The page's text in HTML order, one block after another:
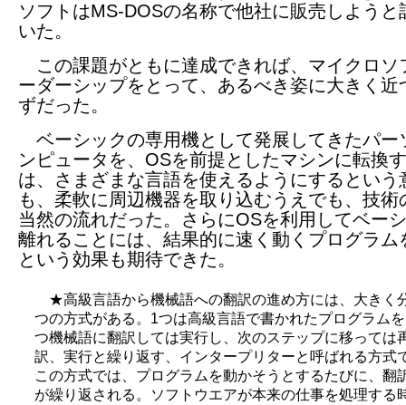
ソフトはMS-DOSの名称で他社に販売しようと
いた。
この課題がともに達成できれば、マイクロソ
ーダーシップをとって、あるべき姿に大きく近
ずだった。
ベーシックの専用機として発展してきたパー
ンピュータを、OSを前提としたマシンに転換
は、さまざまな言語を使えるようにするという
も、柔軟に周辺機器を取り込むうえでも、技術
当然の流れだった。さらにOSを利用してベー
離れることには、結果的に速く動くプログラ
という効果も期待できた。
★高級言語から機械語への翻訳の進め方には、大きく
つの方式がある。1つは高級言語で書かれたプログラム
つ機械語に翻訳しては実行し、次のステップに移っては
訳、実行と繰り返す、インタープリターと呼ばれる方式
この方式では、プログラムを動かそうとするたびに、翻
が繰り返される。ソフトウエアが本来の仕事を処理する